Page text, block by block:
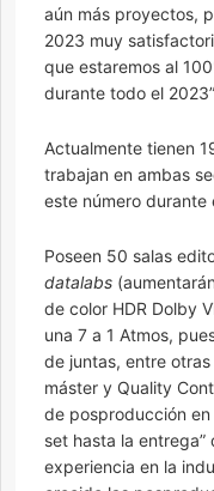
aún más proyectos,
2023 muy
que estaremos al
durante todo el
Actualmente tienen
trabajan en ambas
este número durante
Poseen 50 salas
datalabs
de color HDR Dolby
una 7 a 1 Atmos,
de juntas, entre
máster y Quality
de posproducción
set hasta la entrega”
experiencia en la